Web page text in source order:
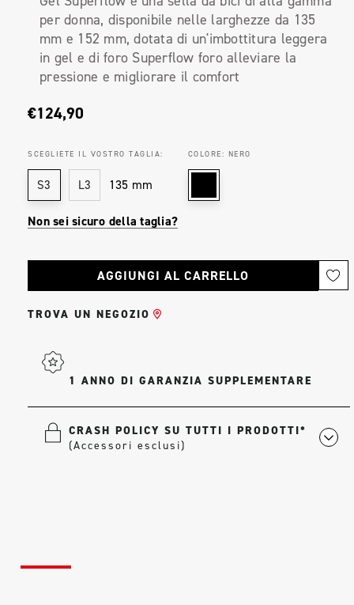
per donna, disponibile nelle larghezze da 135
mm e 152 mm, dotata di un'imbottitura leggera
in gel e di foro Superflow foro alleviare la
pressione e migliorare il comfort
€124,90
SCEGLIETE IL VOSTRO TAGLIA:
S3 L3 135 mm
COLORE: NERO
Non sei sicuro della taglia?
attuale:
TROVA UN NEGOZIO
1 ANNO DI GARANZIA SUPPLEMENTARE
CRASH POLICY SU TUTTI I PRODOTTI*
(Accessori esclusi)